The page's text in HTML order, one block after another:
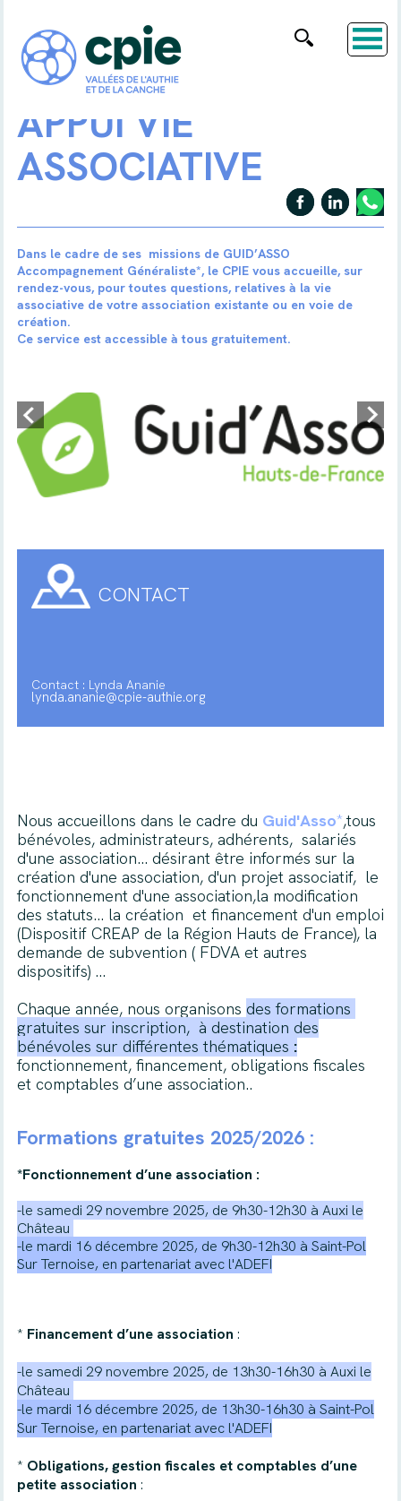
APPUI VIE
ASSOCIATIVE
Dans le cadre de ses missions de GUID’ASSO
Accompagnement Généraliste*, le CPIE vous accueille, sur
rendez-vous, pour toutes questions, relatives à la vie
associative de votre association existante ou en voie de
création.
Ce service est accessible à tous gratuitement.
CONTACT
Contact : Lynda Ananie
lynda.ananie@cpie-authie.org
Nous accueillons dans le cadre du Guid'Asso*,tous
bénévoles, administrateurs, adhérents, salariés
d'une association... désirant être informés sur la
création d'une association, d'un projet associatif, le
fonctionnement d'une association,la modification
des statuts... la création et financement d'un emploi
(Dispositif CREAP de la Région Hauts de France), la
demande de subvention ( FDVA et autres
dispositifs) ...
Chaque année, nous organisons des formations
gratuites sur inscription, à destination des
bénévoles sur différentes thématiques :
fonctionnement, financement, obligations fiscales
et comptables d’une association..
Formations gratuites 2025/2026 :
*Fonctionnement d’une association :
-le samedi 29 novembre 2025, de 9h30-12h30 à Auxi le
Château
-le mardi 16 décembre 2025, de 9h30-12h30 à Saint-Pol
Sur Ternoise, en partenariat avec l'ADEFI
* Financement d’une association :
-le samedi 29 novembre 2025, de 13h30-16h30 à Auxi le
Château
-le mardi 16 décembre 2025, de 13h30-16h30 à Saint-Pol
Sur Ternoise, en partenariat avec l'ADEFI
* Obligations, gestion fiscales et comptables d’une
petite association :